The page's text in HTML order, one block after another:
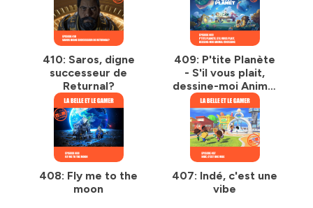
410: Saros, digne
successeur de
Returnal?
409: P'tite Planète
- S'il vous plait,
dessine-moi Animal
Crossing
408: Fly me to the
moon
407: Indé, c'est une
vibe